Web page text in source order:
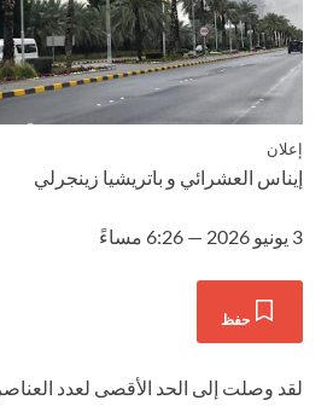
إعلان
إيناس العشرائي و باتريشيا زينجرلي
3 يونيو 2026 — 6:26 مساءً
حفظ
لقد وصلت إلى الحد الأقصى لعدد